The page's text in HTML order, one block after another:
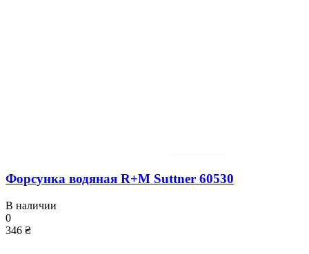
Форсунка водяная R+M Suttner 60530
В наличии
0
346 ₴